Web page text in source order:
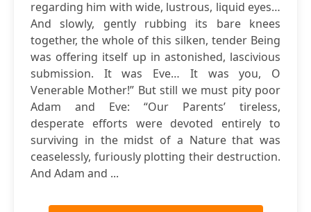
regarding him with wide, lustrous, liquid eyes…
And slowly, gently rubbing its bare knees
together, the whole of this silken, tender Being
was offering itself up in astonished, lascivious
submission. It was Eve… It was you, O
Venerable Mother!” But still we must pity poor
Adam and Eve: “Our Parents’ tireless,
desperate efforts were devoted entirely to
surviving in the midst of a Nature that was
ceaselessly, furiously plotting their destruction.
And Adam and ...